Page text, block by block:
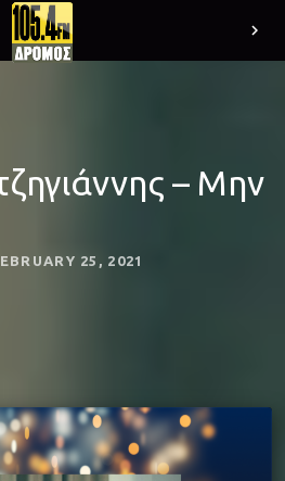
chevron_right
– Μην
25, 2021